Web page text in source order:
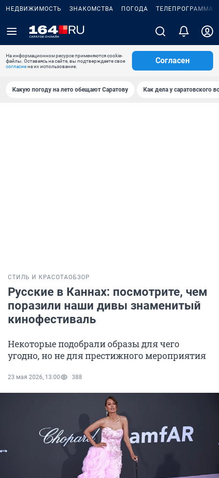
НЕДВИЖИМОСТЬ ЗНАКОМСТВА ПОГОДА ТЕЛЕПРОГРАММА
На информационном ресурсе применяются cookie-
файлы. Оставаясь на сайте, вы подтверждаете свое
согласиена их использование.
Согласен
Какую погоду на лето обещают Саратову Как дела у саратовского
СТИЛЬ И КРАСОТАОБЗОР
Русские в Каннах: посмотрите, чем
поразили наши дивы знаменитый
кинофестиваль
Некоторые подобрали образы для чего
угодно, но не для престижного мероприятия
23 мая 2026, 13:00 388